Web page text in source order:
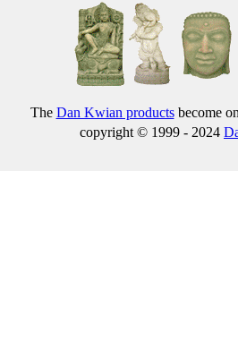
The Dan Kwian productsbecome
copyright © 1999 - 2024